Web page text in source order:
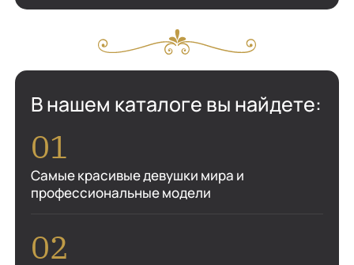
В нашем каталоге вы найдете:
Самые красивые девушки мира и
профессиональные модели